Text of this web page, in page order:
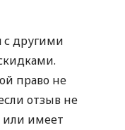
с другими
право не
отзыв не
имеет